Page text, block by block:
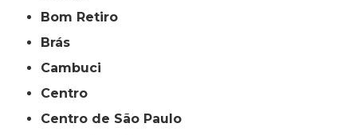
Bom Retiro
Brás
Cambuci
Centro
Centro de São Paulo